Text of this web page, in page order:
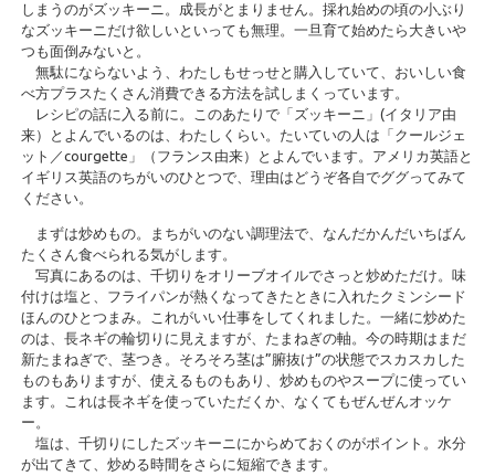
しまうのがズッキーニ。成長がとまりません。採れ始めの頃の小ぶり
なズッキーニだけ欲しいといっても無理。一旦育て始めたら大きいや
つも面倒みないと。
無駄にならないよう、わたしもせっせと購入していて、おいしい食
べ方プラスたくさん消費できる方法を試しまくっています。
レシピの話に入る前に。このあたりで「ズッキーニ」(イタリア由
来）とよんでいるのは、わたしくらい。たいていの人は「クールジェ
ット／courgette」（フランス由来）とよんでいます。アメリカ英語と
イギリス英語のちがいのひとつで、理由はどうぞ各自でググってみて
ください。
まずは炒めもの。まちがいのない調理法で、なんだかんだいちばん
たくさん食べられる気がします。
写真にあるのは、千切りをオリーブオイルでさっと炒めただけ。味
付けは塩と、フライパンが熱くなってきたときに入れたクミンシード
ほんのひとつまみ。これがいい仕事をしてくれました。一緒に炒めた
のは、長ネギの輪切りに見えますが、たまねぎの軸。今の時期はまだ
新たまねぎで、茎つき。そろそろ茎は”腑抜け”の状態でスカスカした
ものもありますが、使えるものもあり、炒めものやスープに使ってい
ます。これは長ネギを使っていただくか、なくてもぜんぜんオッケ
ー。
塩は、千切りにしたズッキーニにからめておくのがポイント。水分
が出てきて、炒める時間をさらに短縮できます。